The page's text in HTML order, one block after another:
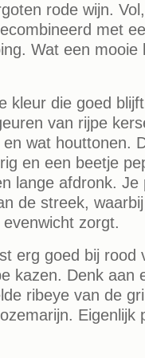
rode wijn.
met
Wat een
kleur die goed
van rijpe
wat houttonen.
en een beetje
lange afdronk.
de streek,
zorgt.
erg goed bij rood
kazen. Denk aan
ribeye van de
Eigenlijk